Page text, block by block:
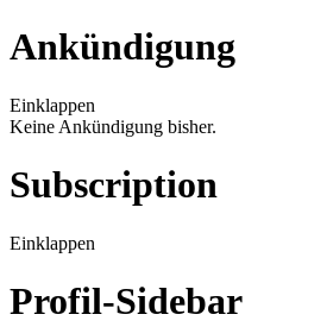
Ankündigung
Einklappen
Keine Ankündigung bisher.
Subscription
Einklappen
Profil-Sidebar